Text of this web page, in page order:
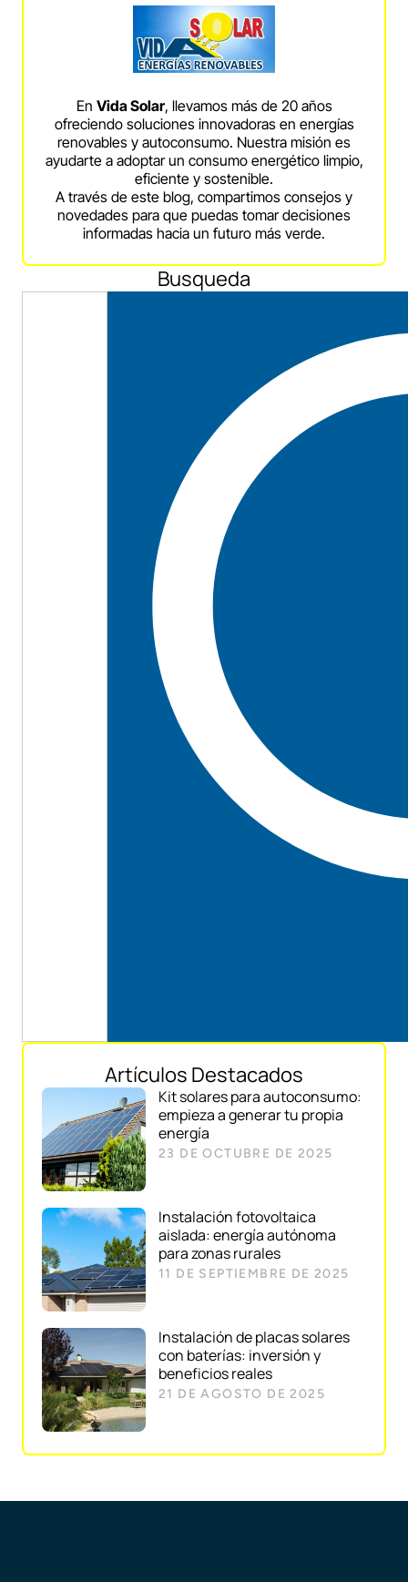
En Vida Solar, llevamos más de 20 años
ofreciendo soluciones innovadoras en energías
renovables y autoconsumo. Nuestra misión es
ayudarte a adoptar un consumo energético limpio,
eficiente y sostenible.
A través de este blog, compartimos consejos y
novedades para que puedas tomar decisiones
informadas hacia un futuro más verde.
Busqueda
Artículos Destacados
Kit solares para autoconsumo:
empieza a generar tu propia
energía
23 DE OCTUBRE DE 2025
Instalación fotovoltaica
aislada: energía autónoma
para zonas rurales
11 DE SEPTIEMBRE DE 2025
Instalación de placas solares
con baterías: inversión y
beneficios reales
21 DE AGOSTO DE 2025